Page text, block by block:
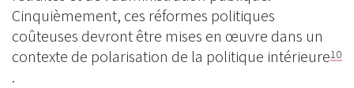
Cinquièmement, ces réformes politiques
coûteuses devront être mises en œuvre dans un
contexte de polarisation de la politique intérieure10
.